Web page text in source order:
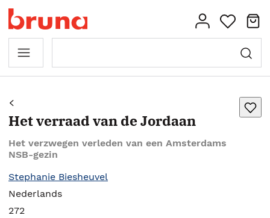
Het verraad van de Jordaan
Het verzwegen verleden van een Amsterdams
NSB-gezin
Stephanie Biesheuvel
Nederlands
272